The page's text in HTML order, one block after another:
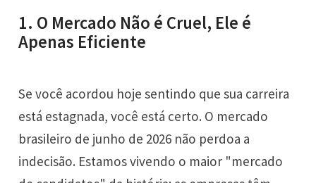
1. O Mercado Não é Cruel, Ele é
Apenas Eficiente
Se você acordou hoje sentindo que sua carreira
está estagnada, você está certo. O mercado
brasileiro de junho de 2026 não perdoa a
indecisão. Estamos vivendo o maior "mercado